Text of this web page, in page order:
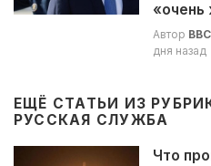
«очень
Автор
дня назад
ЕЩЁ СТАТЬИ ИЗ
РУССКАЯ СЛУЖБА
Что